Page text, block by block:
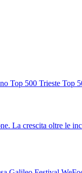
Top 500 Trieste Top
La crescita oltre le